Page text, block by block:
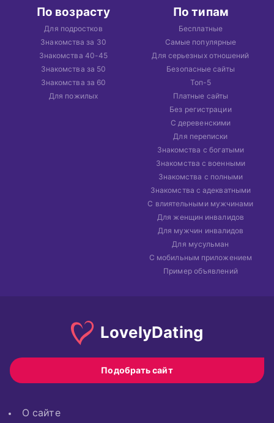
По возрасту
Для подростков
Знакомства за 30
Знакомства 40-45
Знакомства за 50
Знакомства за 60
Для пожилых
По типам
Бесплатные
Самые популярные
Для серьезных отношений
Безопасные сайты
Топ-5
Платные сайты
Без регистрации
С деревенскими
Для переписки
Знакомства с богатыми
Знакомства с военными
Знакомства с полными
Знакомства с адекватными
С влиятельными мужчинами
Для женщин инвалидов
Для мужчин инвалидов
Для мусульман
С мобильным приложением
Пример объявлений
LovelyDating
Подобрать сайт
О сайте